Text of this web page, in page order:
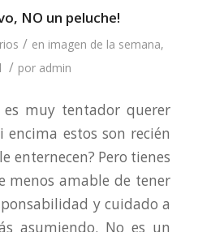
NO un peluche!
/ en imagen de la semana,
/ por admin
es muy tentador querer
estos son recién
enternecen? Pero tienes
menos amable de tener
y cuidado a
asumiendo. No es un